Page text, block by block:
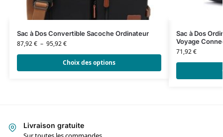
Sac à Dos Convertible Sacoche Ordinateur
87,92€ – 95,92€
Choix des options
Sac à Dos
Voyage
71,92€
Livraison gratuite